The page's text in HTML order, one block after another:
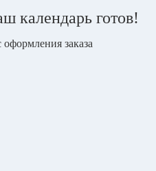
календарь готов!
заказа